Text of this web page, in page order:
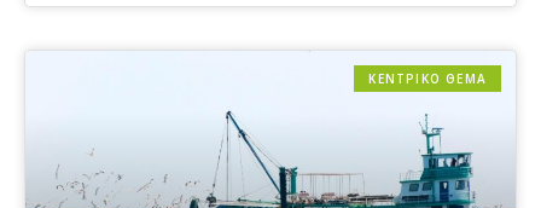
ΚΕΝΤΡΙΚΟ ΘΕΜΑ